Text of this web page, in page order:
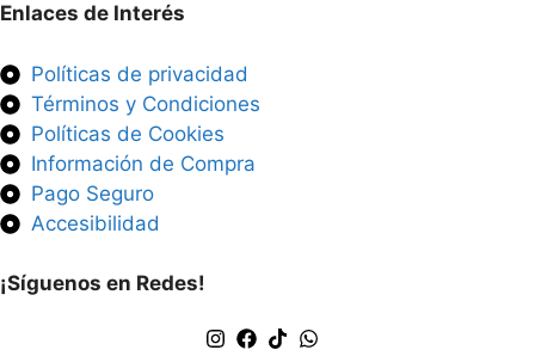
Enlaces de Interés
Políticas de privacidad
Términos y Condiciones
Políticas de Cookies
Información de Compra
Pago Seguro
Accesibilidad
¡Síguenos en Redes!